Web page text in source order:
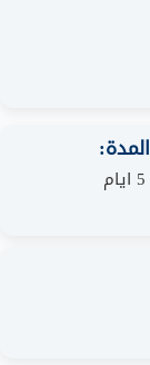
المدة:
5 ايام